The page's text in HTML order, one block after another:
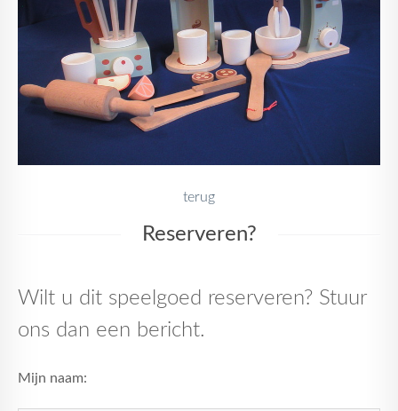
terug
Reserveren?
Wilt u dit speelgoed reserveren? Stuur
ons dan een bericht.
Mijn naam: